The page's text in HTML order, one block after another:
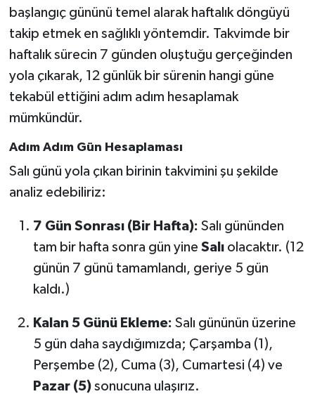
başlangıç gününü temel alarak haftalık döngüyü
takip etmek en sağlıklı yöntemdir. Takvimde bir
haftalık sürecin 7 günden oluştuğu gerçeğinden
yola çıkarak, 12 günlük bir sürenin hangi güne
tekabül ettiğini adım adım hesaplamak
mümkündür.
Adım Adım Gün Hesaplaması
Salı günü yola çıkan birinin takvimini şu şekilde
analiz edebiliriz:
7 Gün Sonrası (Bir Hafta): Salı gününden
tam bir hafta sonra gün yine Salıolacaktır. (12
günün 7 günü tamamlandı, geriye 5 gün
kaldı.)
Kalan 5 Günü Ekleme: Salı gününün üzerine
5 gün daha saydığımızda; Çarşamba (1),
Perşembe (2), Cuma (3), Cumartesi (4) ve
Pazar (5)sonucuna ulaşırız.
SEÇİM 2011
ÜÇÜNCÜ SAYFA
BİLİMNET
Yemek
SİVİL TOPLUM
KİM KİMDİR
ÇEK GÖNDER
KİTAP
HEDEF2020
OTOMOBİL